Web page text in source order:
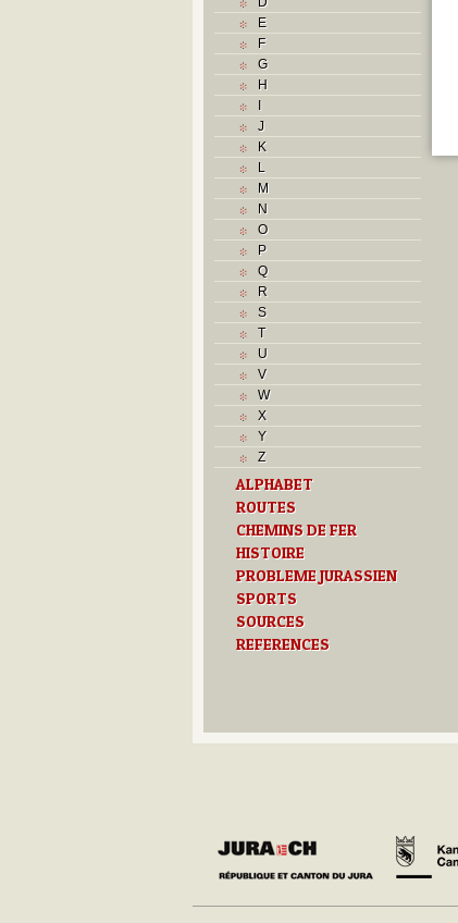
E
F
G
H
I
J
K
L
M
N
O
P
Q
R
S
T
U
V
W
X
Y
Z
ALPHABET
ROUTES
CHEMINS DE FER
HISTOIRE
PROBLEME JURASSIEN
SPORTS
SOURCES
REFERENCES